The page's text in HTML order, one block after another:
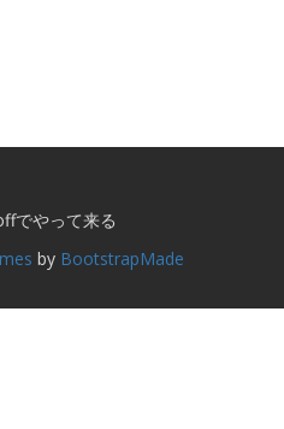
でやって来る
by BootstrapMade